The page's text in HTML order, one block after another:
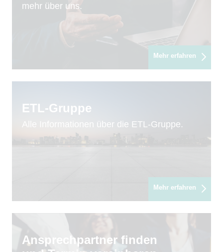
mehr über uns.
Mehr erfahren
ETL-Gruppe
Alle Informationen über die ETL-Gruppe.
Mehr erfahren
Ansprechpartner finden